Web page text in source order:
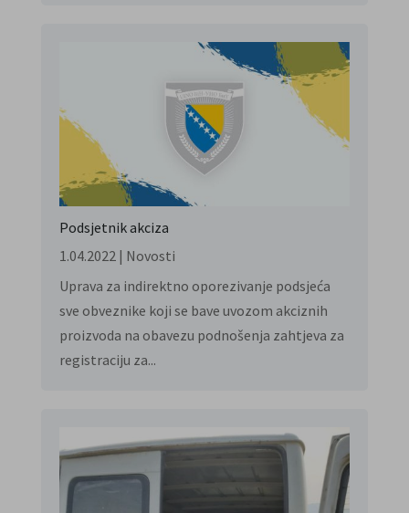
Podsjetnik akciza
1.04.2022 | Novosti
Uprava za indirektno oporezivanje podsjeća
sve obveznike koji se bave uvozom akciznih
proizvoda na obavezu podnošenja zahtjeva za
registraciju za...